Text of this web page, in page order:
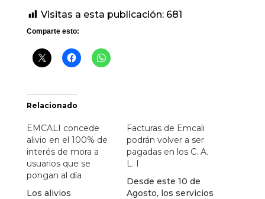
Visitas a esta publicación: 681
Comparte esto:
Relacionado
EMCALI concede
alivio en el 100% de
interés de mora a
usuarios que se
pongan al día
Los alivios
Facturas de Emcali
podrán volver a ser
pagadas en los C. A.
L. I
Desde este 10 de
Agosto, los servicios